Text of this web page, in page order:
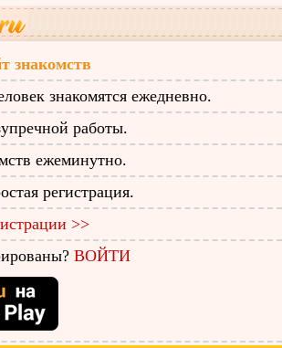
знакомств
знакомятся ежедневно.
работы.
ежеминутно.
регистрация.
>>
ВОЙТИ